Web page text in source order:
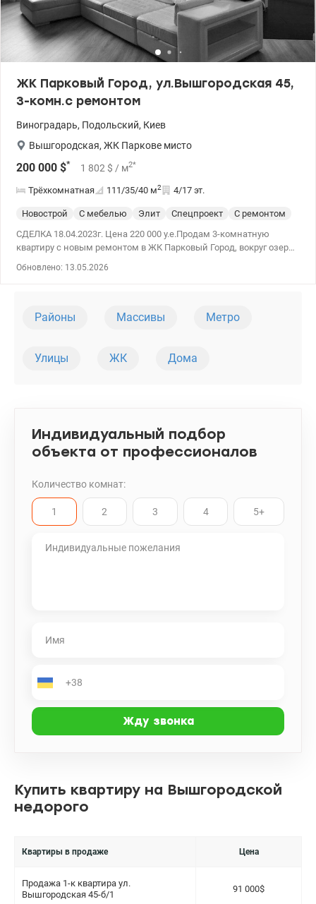
ЖК Парковый Город, ул.Вышгородская 45,
3-комн.с ремонтом
Виноградарь, Подольский, Киев
Вышгородская, ЖК Паркове мисто
200 000 $* 1 802 $ / м2*
Трёхкомнатная 111/35/40 м2 4/17 эт.
Новострой С мебелью Элит Спецпроект
С ремонтом
СДЕЛКА 18.04.2023г. Цена 220 000 у.е.Продам 3-комнатную
квартиру с новым ремонтом в ЖК Парковый Город, вокруг озера,
полностью меблирована, остается все. 220000 у.е. Андрей (050)
Обновлено: 13.05.2026
Районы Массивы Метро
Улицы ЖК Дома
Индивидуальный подбор
объекта от профессионалов
Количество комнат:
1 2 3 4 5+
Купить квартиру на Вышгородской
недорого
Квартиры в продаже Цена
Продажа 1-к квартира ул.
Вышгородская 45-б/1
91 000$